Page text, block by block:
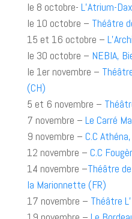
le 8 octobre- L’Atrium-
le 10 octobre – Théâtre
15 et 16 octobre –
le 30 octobre – NEBIA,
le 1er novembre –
(CH)
5 et 6 novembre –
7 novembre – Le Carré
9 novembre – C.C
12 novembre – C.C
14 novembre –Théâtre
la Marionnette (FR)
17 novembre – Théâtre